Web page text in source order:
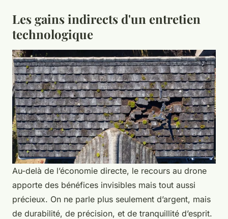
Les gains indirects d'un entretien
technologique
Au-delà de l’économie directe, le recours au drone
apporte des bénéfices invisibles mais tout aussi
précieux. On ne parle plus seulement d’argent, mais
de durabilité, de précision, et de tranquillité d’esprit.